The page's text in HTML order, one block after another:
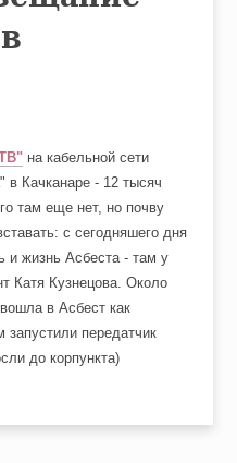
на кабельной сети
в Качканаре - 12 тысяч
там еще нет, но почву
с сегодняшего дня
и жизнь Асбеста - там у
Катя Кузнецова. Около
в Асбест как
запустили передатчик
до корпункта)